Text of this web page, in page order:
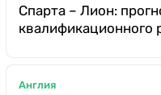
Спарта – Лион:
квалификационного
Англия